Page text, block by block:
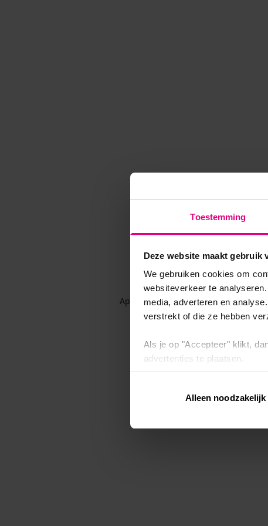
Toestemming
Deze website maakt gebruik
We gebruiken cookies om
websiteverkeer te
media, adverteren en
verstrekt of die ze hebben
Als je op "Accepteer" klikt,
advertenties te plaatsen.
Via "Cookie instellingen"
intrekken op ons
Alleen noodzakelijk
Application error: a client-side